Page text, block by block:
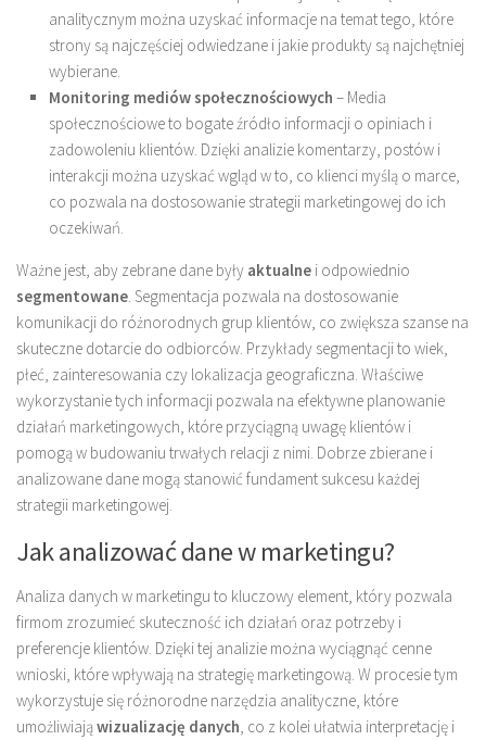
analitycznym można uzyskać informacje na temat tego, które
strony są najczęściej odwiedzane i jakie produkty są najchętniej
wybierane.
Monitoring mediów społecznościowych – Media
społecznościowe to bogate źródło informacji o opiniach i
zadowoleniu klientów. Dzięki analizie komentarzy, postów i
interakcji można uzyskać wgląd w to, co klienci myślą o marce,
co pozwala na dostosowanie strategii marketingowej do ich
oczekiwań.
Ważne jest, aby zebrane dane były aktualne i odpowiednio
segmentowane . Segmentacja pozwala na dostosowanie
komunikacji do różnorodnych grup klientów, co zwiększa szanse na
skuteczne dotarcie do odbiorców. Przykłady segmentacji to wiek,
płeć, zainteresowania czy lokalizacja geograficzna. Właściwe
wykorzystanie tych informacji pozwala na efektywne planowanie
działań marketingowych, które przyciągną uwagę klientów i
pomogą w budowaniu trwałych relacji z nimi. Dobrze zbierane i
analizowane dane mogą stanowić fundament sukcesu każdej
strategii marketingowej.
Jak analizować dane w marketingu?
Analiza danych w marketingu to kluczowy element, który pozwala
firmom zrozumieć skuteczność ich działań oraz potrzeby i
preferencje klientów. Dzięki tej analizie można wyciągnąć cenne
wnioski, które wpływają na strategię marketingową. W procesie tym
wykorzystuje się różnorodne narzędzia analityczne, które
umożliwiająwizualizację danych , co z kolei ułatwia interpretację i